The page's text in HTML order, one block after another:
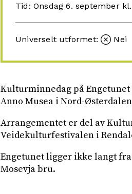
Tid: Onsdag 6. september
Universelt utformet: Nei
Kulturminnedag på
Anno Musea i Nord-
Arrangementet er del av
Veidekulturfestivalen i
Engetunet ligger ikke langt
Mosevja bru.